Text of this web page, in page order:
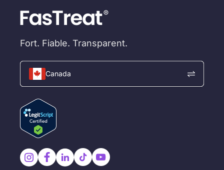
Fort. Fiable. Transparent.
Canada